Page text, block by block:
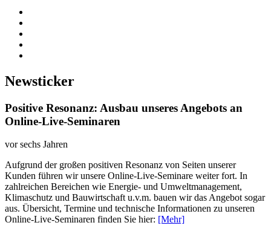
Newsticker
Positive Resonanz: Ausbau unseres Angebots an
Online-Live-Seminaren
vor sechs Jahren
Aufgrund der großen positiven Resonanz von Seiten unserer
Kunden führen wir unsere Online-Live-Seminare weiter fort. In
zahlreichen Bereichen wie Energie- und Umweltmanagement,
Klimaschutz und Bauwirtschaft u.v.m. bauen wir das Angebot sogar
aus. Übersicht, Termine und technische Informationen zu unseren
Online-Live-Seminaren finden Sie hier: [Mehr]